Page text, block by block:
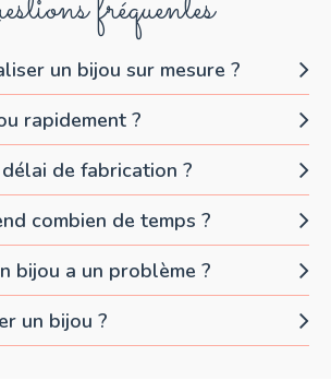
un bijou sur mesure ?
rapidement ?
de fabrication ?
combien de temps ?
bijou a un problème ?
un bijou ?